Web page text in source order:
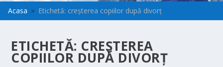
Acasa 9 Etichetă: creșterea copiilor după divorț
ETICHETĂ: CREȘTEREA
COPIILOR DUPĂ DIVORȚ